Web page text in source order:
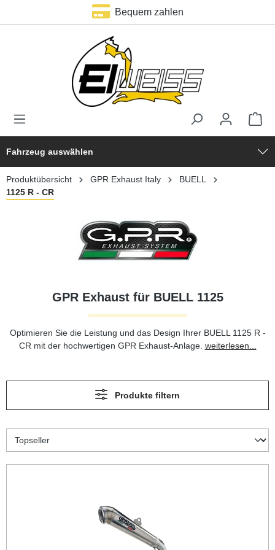
Bequem zahlen
Fahrzeug auswählen
Produktübersicht GPR Exhaust Italy
BUELL
1125 R - CR
GPR Exhaust für BUELL 1125
Optimieren Sie die Leistung und das Design Ihrer BUELL 1125 R -
CR mit der hochwertigen GPR Exhaust-Anlage. weiterlesen...
Produkte filtern